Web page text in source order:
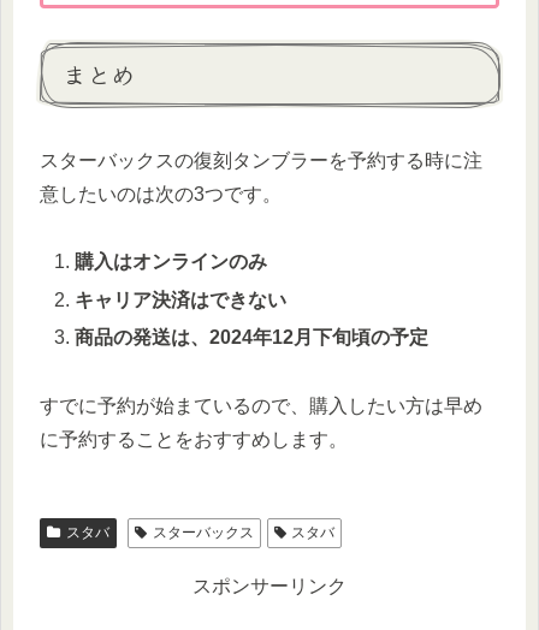
まとめ
スターバックスの復刻タンブラーを予約する時に注
意したいのは次の3つです。
購入はオンラインのみ
キャリア決済はできない
商品の発送は、2024年12月下旬頃の予定
すでに予約が始まているので、購入したい方は早め
に予約することをおすすめします。
スタバ スターバックス スタバ
スポンサーリンク